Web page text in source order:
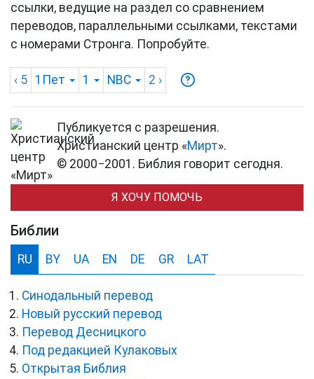
ссылки, ведущие на раздел со сравнением
переводов, параллельными ссылками, текстами
с номерами Стронга. Попробуйте.
‹ 5 1Пет 1 NBC 2 ›
Публикуется с разрешения.
Христианский центр «Мирт».
© 2000−2001. Библия говорит сегодня.
Я ХОЧУ ПОМОЧЬ
Библии
RU BY UA EN DE GR LAT
Синодальный перевод
Новый русский перевод
Перевод Десницкого
Под редакцией Кулаковых
Открытая Библия